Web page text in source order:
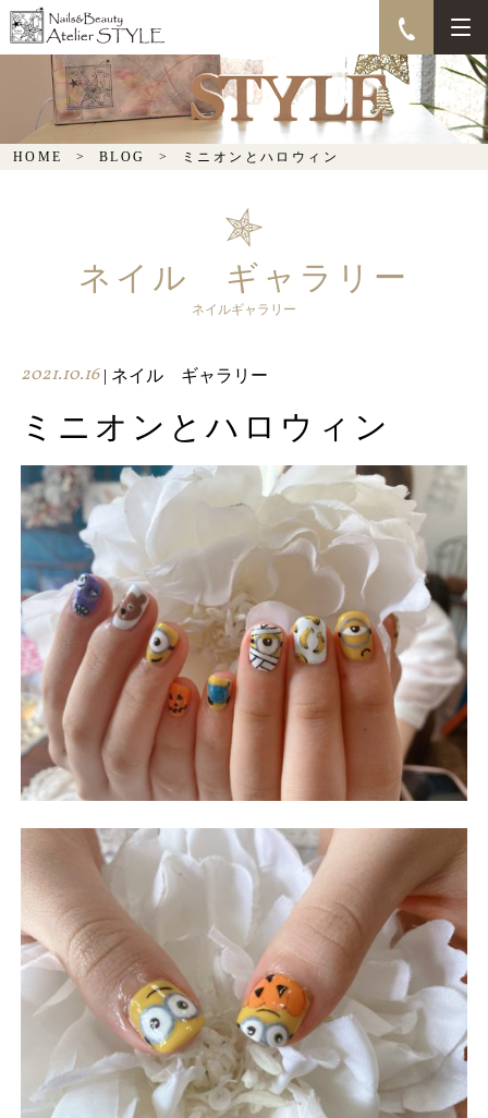
ミニオンとハロウィン
HOME BLOG ミニオンとハロウィン
ネイル ギャラリー
ネイルギャラリー
2021.10.16| ネイル ギャラリー
ミニオンとハロウィン